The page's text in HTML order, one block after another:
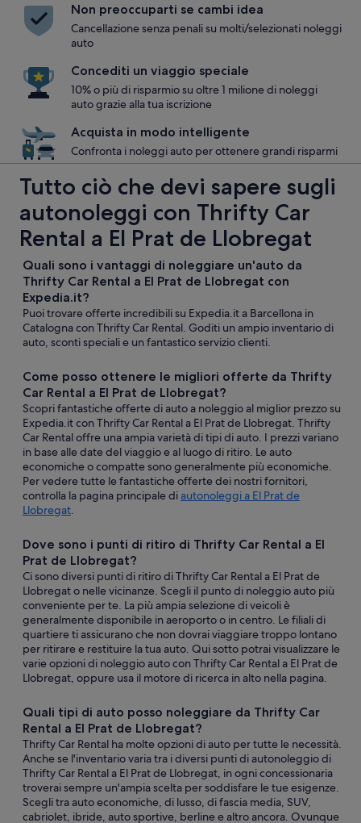
Non preoccuparti se cambi idea
Cancellazione senza penali su molti/selezionati noleggi
auto
Concediti un viaggio speciale
10% o più di risparmio su oltre 1 milione di noleggi
auto grazie alla tua iscrizione
Acquista in modo intelligente
Confronta i noleggi auto per ottenere grandi risparmi
Tutto ciò che devi sapere sugli
autonoleggi con Thrifty Car
Rental a El Prat de Llobregat
Quali sono i vantaggi di noleggiare un'auto da
Thrifty Car Rental a El Prat de Llobregat con
Expedia.it?
Puoi trovare offerte incredibili su Expedia.it a Barcellona in
Catalogna con Thrifty Car Rental. Goditi un ampio inventario di
auto, sconti speciali e un fantastico servizio clienti.
Come posso ottenere le migliori offerte da Thrifty
Car Rental a El Prat de Llobregat?
Scopri fantastiche offerte di auto a noleggio al miglior prezzo su
Expedia.it con Thrifty Car Rental a El Prat de Llobregat. Thrifty
Car Rental offre una ampia varietà di tipi di auto. I prezzi variano
in base alle date del viaggio e al luogo di ritiro. Le auto
economiche o compatte sono generalmente più economiche.
Per vedere tutte le fantastiche offerte dei nostri fornitori,
controlla la pagina principale di autonoleggi a El Prat de
Llobregat.
Dove sono i punti di ritiro di Thrifty Car Rental a El
Prat de Llobregat?
Ci sono diversi punti di ritiro di Thrifty Car Rental a El Prat de
Llobregat o nelle vicinanze. Scegli il punto di noleggio auto più
conveniente per te. La più ampia selezione di veicoli è
generalmente disponibile in aeroporto o in centro. Le filiali di
quartiere ti assicurano che non dovrai viaggiare troppo lontano
per ritirare e restituire la tua auto. Qui sotto potrai visualizzare le
varie opzioni di noleggio auto con Thrifty Car Rental a El Prat de
Llobregat, oppure usa il motore di ricerca in alto nella pagina.
Quali tipi di auto posso noleggiare da Thrifty Car
Rental a El Prat de Llobregat?
Thrifty Car Rental ha molte opzioni di auto per tutte le necessità.
Anche se l'inventario varia tra i diversi punti di autonoleggio di
Thrifty Car Rental a El Prat de Llobregat, in ogni concessionaria
troverai sempre un'ampia scelta per soddisfare le tue esigenze.
Scegli tra auto economiche, di lusso, di fascia media, SUV,
cabriolet, ibride, auto sportive, berline e altro ancora. Ovunque